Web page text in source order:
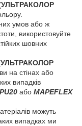
(УЛЬТРАКОЛОР
умов або ж
використовуйте
шовних
(УЛЬТРАКОЛОР
на стінах або
випадків
або MAPEFLEX
можуть
випадках ми